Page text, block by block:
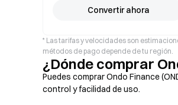
Convertir ahora
* Las tarifas y velocidades son
métodos de pago depende de tu región.
¿Dónde comprar
Puedes comprar Ondo Finance
control y facilidad de uso.